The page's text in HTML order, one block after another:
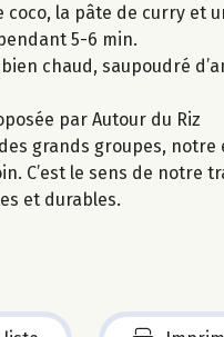
coco, la pâte de curry et
5-6 min.
chaud, saupoudré
par Autour du Riz
grands groupes,
C’est le sens de notre
et durables.